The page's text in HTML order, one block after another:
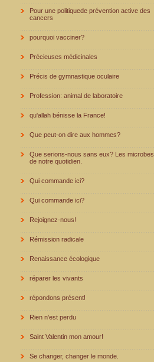
Pour une politiquede prévention active des
cancers
pourquoi vacciner?
Précieuses médicinales
Précis de gymnastique oculaire
Profession: animal de laboratoire
qu'allah bénisse la France!
Que peut-on dire aux hommes?
Que serions-nous sans eux? Les microbes
de notre quotidien.
Qui commande ici?
Qui commande ici?
Rejoignez-nous!
Rémission radicale
Renaissance écologique
réparer les vivants
répondons présent!
Rien n'est perdu
Saint Valentin mon amour!
Se changer, changer le monde.